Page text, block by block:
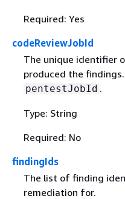
Required: Yes
codeReviewJobId
The unique identifier
produced the
pentestJobId .
Type: String
Required: No
findingIds
The list of finding
remediation for.